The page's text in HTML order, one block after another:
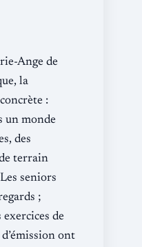
Ange de
la
:
un monde
des
terrain
seniors
;
de
ont